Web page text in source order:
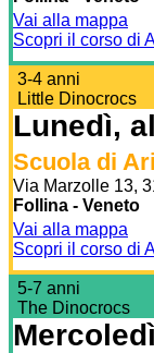
Vai alla mappa
Scopri il corso di
3-4 anni
Little Dinocrocs
Lunedì,
Scuola di
Via Marzolle 13,
Follina - Veneto
Vai alla mappa
Scopri il corso di
5-7 anni
The Dinocrocs